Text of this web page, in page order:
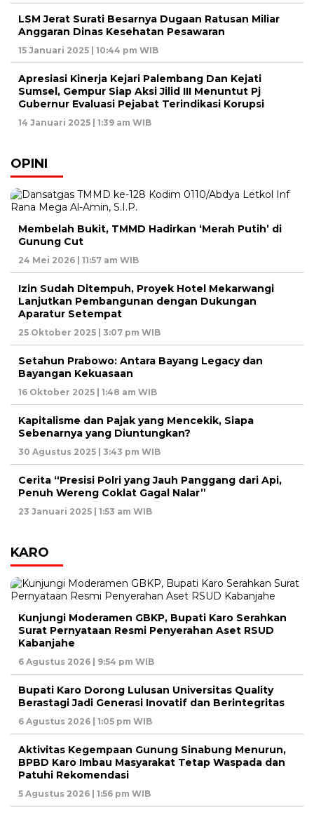
LSM Jerat Surati Besarnya Dugaan Ratusan Miliar
Anggaran Dinas Kesehatan Pesawaran
15 Januari 2025 | 10:44 pm WIB
Apresiasi Kinerja Kejari Palembang Dan Kejati
Sumsel, Gempur Siap Aksi Jilid III Menuntut Pj
Gubernur Evaluasi Pejabat Terindikasi Korupsi
14 Januari 2025 | 1:39 am WIB
OPINI
Membelah Bukit, TMMD Hadirkan ‘Merah Putih’ di
Gunung Cut
24 Mei 2026 | 11:57 am WIB
Izin Sudah Ditempuh, Proyek Hotel Mekarwangi
Lanjutkan Pembangunan dengan Dukungan
Aparatur Setempat
25 Oktober 2025 | 3:07 pm WIB
Setahun Prabowo: Antara Bayang Legacy dan
Bayangan Kekuasaan
16 Oktober 2025 | 1:48 am WIB
Kapitalisme dan Pajak yang Mencekik, Siapa
Sebenarnya yang Diuntungkan?
30 Agustus 2025 | 3:43 pm WIB
Cerita “Presisi Polri yang Jauh Panggang dari Api,
Penuh Wereng Coklat Gagal Nalar”
23 Januari 2025 | 1:53 am WIB
KARO
Kunjungi Moderamen GBKP, Bupati Karo Serahkan
Surat Pernyataan Resmi Penyerahan Aset RSUD
Kabanjahe
6 Agustus 2026 | 9:54 pm WIB
Bupati Karo Dorong Lulusan Universitas Quality
Berastagi Jadi Generasi Inovatif dan Berintegritas
6 Agustus 2026 | 1:05 pm WIB
Aktivitas Kegempaan Gunung Sinabung Menurun,
BPBD Karo Imbau Masyarakat Tetap Waspada dan
Patuhi Rekomendasi
5 Agustus 2026 | 1:56 pm WIB